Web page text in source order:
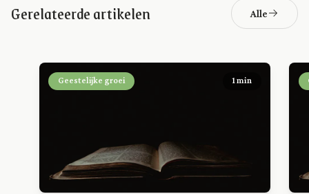
Gerelateerde artikelen Alle
Geestelijke groei 1 min